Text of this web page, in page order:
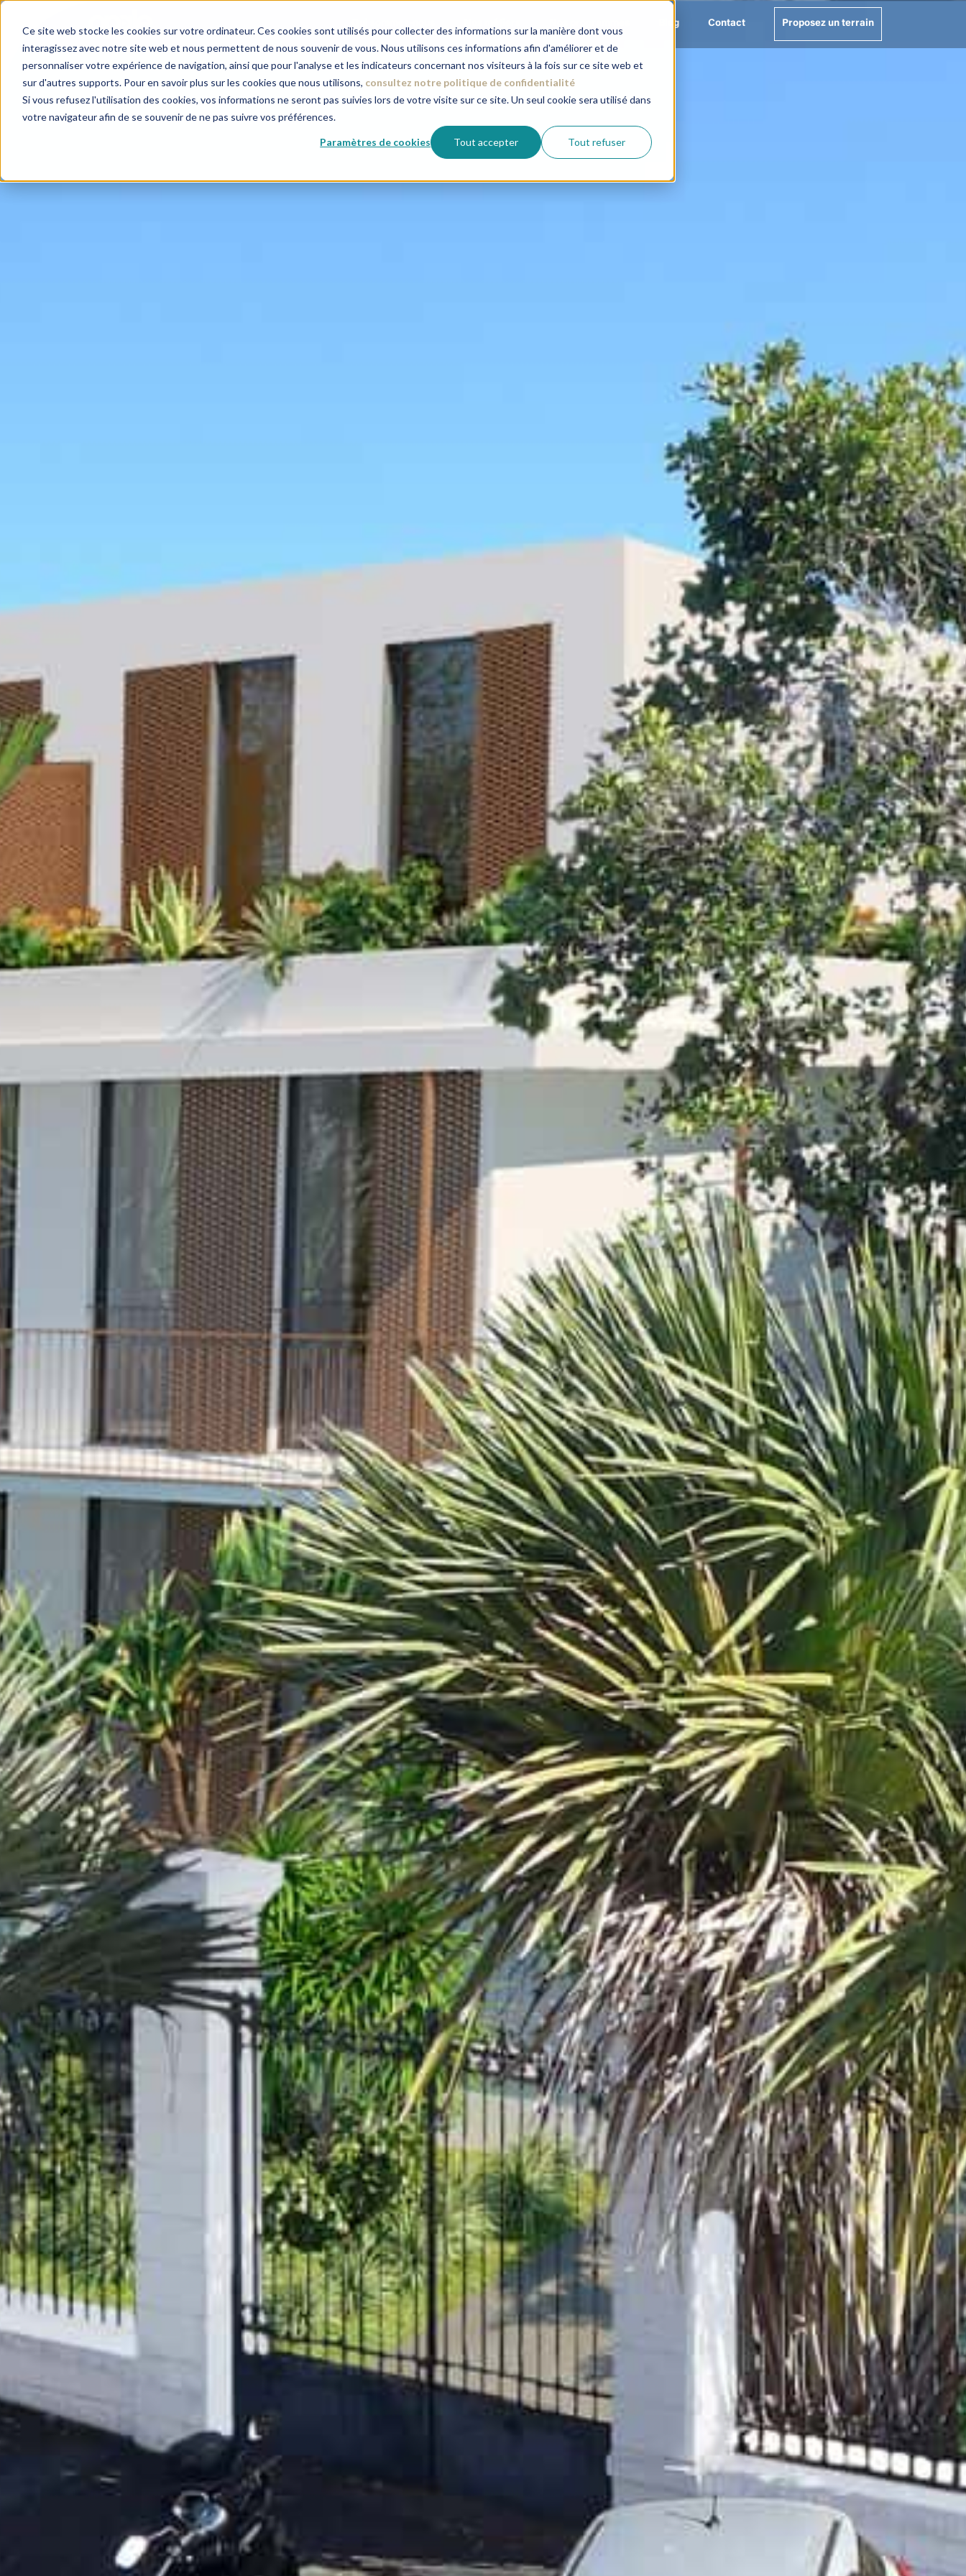
Ce site web stocke les cookies sur votre ordinateur. Ces cookies sont utilisés pour collecter des informations sur la manière dont vous
interagissez avec notre site web et nous permettent de nous souvenir de vous. Nous utilisons ces informations afin d'améliorer et de
personnaliser votre expérience de navigation, ainsi que pour l'analyse et les indicateurs concernant nos visiteurs à la fois sur ce site web et
sur d'autres supports. Pour en savoir plus sur les cookies que nous utilisons, consultez notre politique de confidentialité
Si vous refusez l'utilisation des cookies, vos informations ne seront pas suivies lors de votre visite sur ce site. Un seul cookie sera utilisé dans
votre navigateur afin de se souvenir de ne pas suivre vos préférences.
Paramètres de cookies Tout accepter Tout refuser
Blog Contact Proposez un terrain